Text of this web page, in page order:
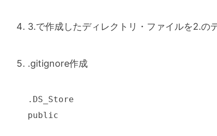
3.で作成したディレクトリ・ファイルを2.の
.gitignore作成
.DS_Store
public